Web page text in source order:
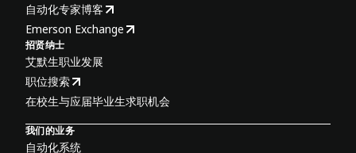
自动化专家博客
Emerson Exchange
招贤纳士
艾默生职业发展
职位搜索
在校生与应届毕业生求职机会
我们的业务
自动化系统